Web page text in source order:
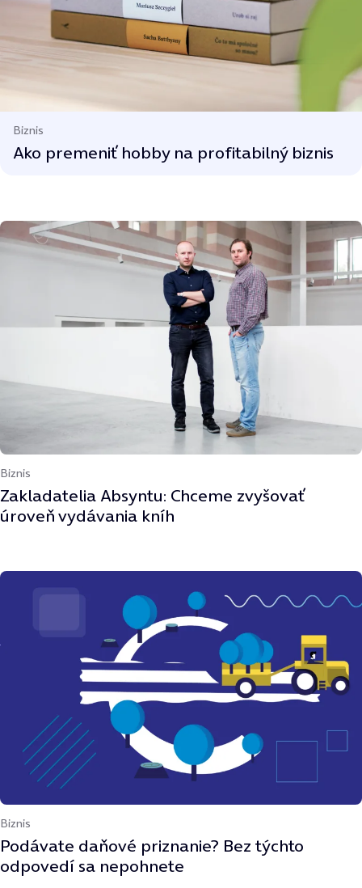
Biznis
Ako premeniť hobby na profitabilný biznis
Biznis
Zakladatelia Absyntu: Chceme zvyšovať
úroveň vydávania kníh
Biznis
Podávate daňové priznanie? Bez týchto
odpovedí sa nepohnete